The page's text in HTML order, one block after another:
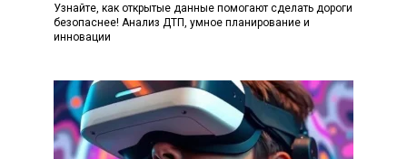
Узнайте, как открытые данные помогают сделать дороги
безопаснее! Анализ ДТП, умное планирование и
инновации